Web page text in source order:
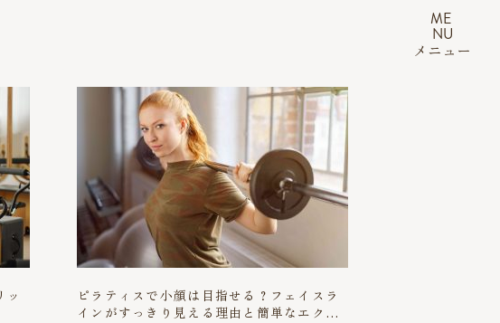
ME
NU
メニュー
ッ
ピラティスで小顔は目指せる？フェイスラ
インがすっきり見える理由と簡単なエクサ